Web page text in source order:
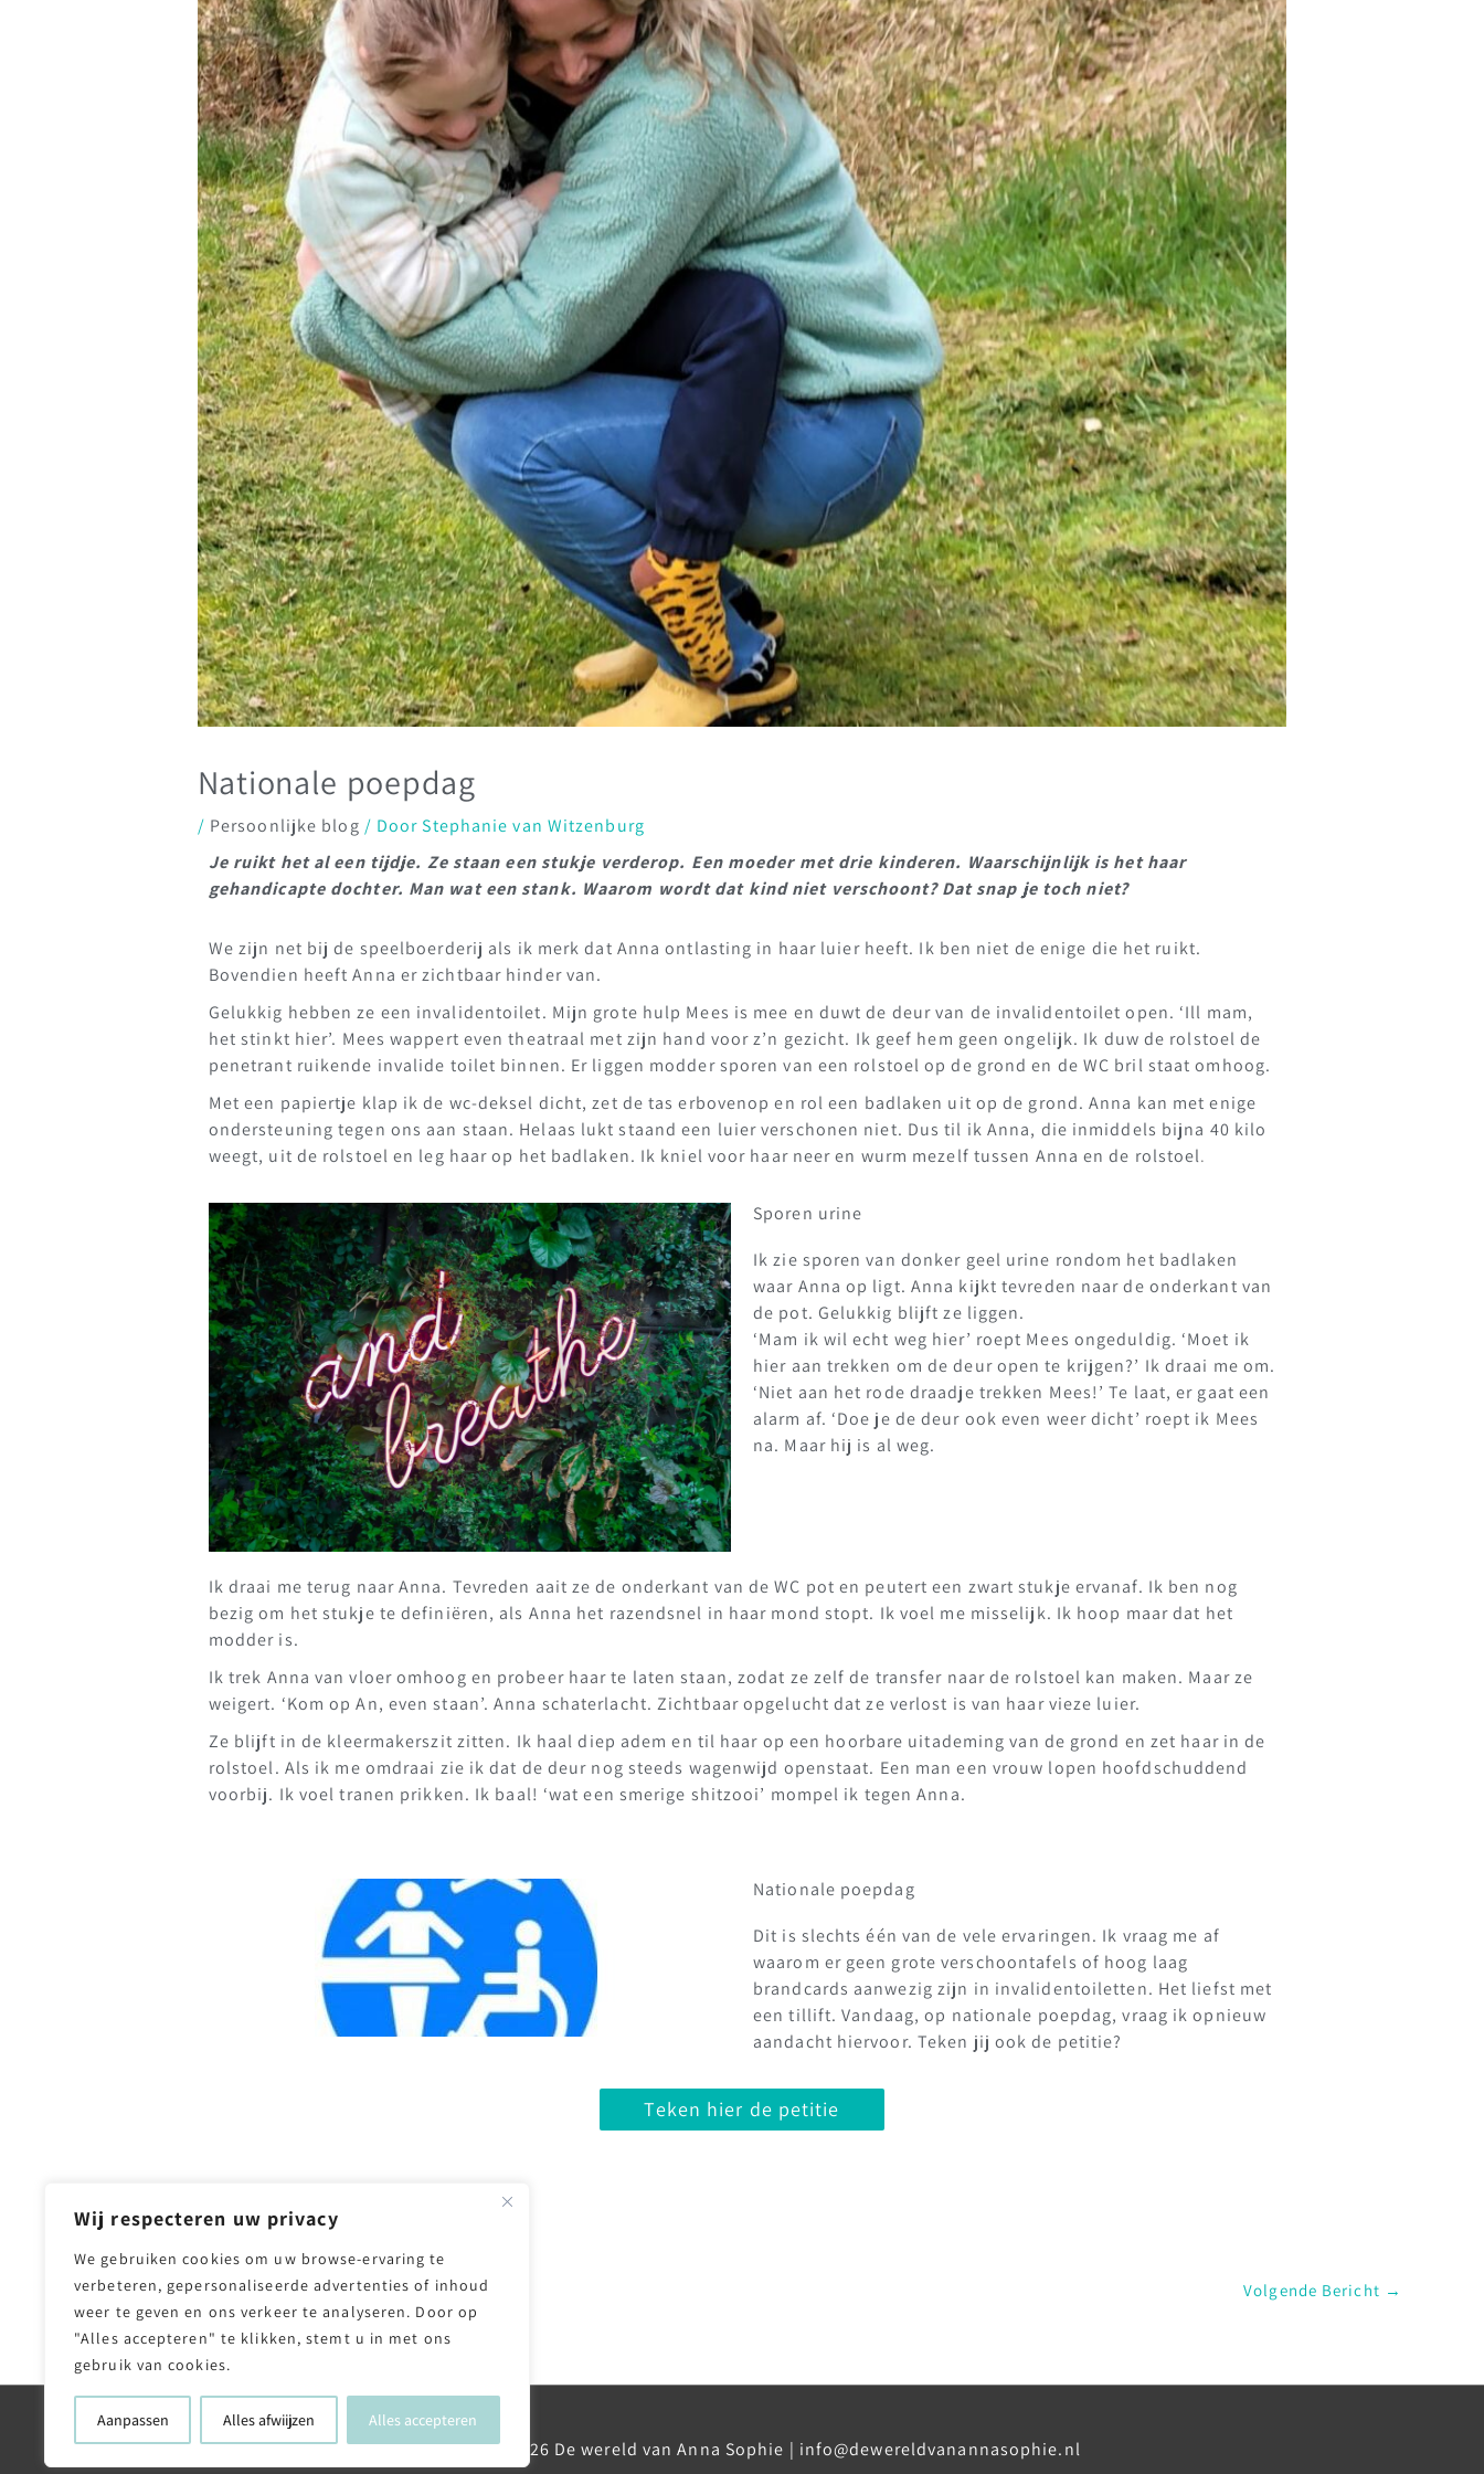
Wij respecteren uw privacy
We gebruiken cookies om uw browse-ervaring te
verbeteren, gepersonaliseerde advertenties of inhoud
weer te geven en ons verkeer te analyseren. Door op
"Alles accepteren" te klikken, stemt u in met ons
gebruik van cookies.
Aanpassen Alles afwiijzen Alles accepteren
Nationale poepdag
/ Persoonlijke blog / DoorStephanie van Witzenburg
Je ruikt het al een tijdje. Ze staan een stukje verderop. Een moeder met drie kinderen. Waarschijnlijk is het haar
gehandicapte dochter. Man wat een stank. Waarom wordt dat kind niet verschoont? Dat snap je toch niet?
We zijn net bij de speelboerderij als ik merk dat Anna ontlasting in haar luier heeft. Ik ben niet de enige die het ruikt.
Bovendien heeft Anna er zichtbaar hinder van.
Gelukkig hebben ze een invalidentoilet. Mijn grote hulp Mees is mee en duwt de deur van de invalidentoilet open. ‘Ill mam,
het stinkt hier’. Mees wappert even theatraal met zijn hand voor z’n gezicht. Ik geef hem geen ongelijk. Ik duw de rolstoel de
penetrant ruikende invalide toilet binnen. Er liggen modder sporen van een rolstoel op de grond en de WC bril staat omhoog.
Met een papiertje klap ik de wc-deksel dicht, zet de tas erbovenop en rol een badlaken uit op de grond. Anna kan met enige
ondersteuning tegen ons aan staan. Helaas lukt staand een luier verschonen niet. Dus til ik Anna, die inmiddels bijna 40 kilo
weegt, uit de rolstoel en leg haar op het badlaken. Ik kniel voor haar neer en wurm mezelf tussen Anna en de rolstoel.
Sporen urine
Ik zie sporen van donker geel urine rondom het badlaken
waar Anna op ligt. Anna kijkt tevreden naar de onderkant van
de pot. Gelukkig blijft ze liggen.
‘Mam ik wil echt weg hier’ roept Mees ongeduldig. ‘Moet ik
hier aan trekken om de deur open te krijgen?’ Ik draai me om.
‘Niet aan het rode draadje trekken Mees!’ Te laat, er gaat een
alarm af. ‘Doe je de deur ook even weer dicht’ roept ik Mees
na. Maar hij is al weg.
Ik draai me terug naar Anna. Tevreden aait ze de onderkant van de WC pot en peutert een zwart stukje ervanaf. Ik ben nog
bezig om het stukje te definiëren, als Anna het razendsnel in haar mond stopt. Ik voel me misselijk. Ik hoop maar dat het
modder is.
Ik trek Anna van vloer omhoog en probeer haar te laten staan, zodat ze zelf de transfer naar de rolstoel kan maken. Maar ze
weigert. ‘Kom op An, even staan’. Anna schaterlacht. Zichtbaar opgelucht dat ze verlost is van haar vieze luier.
Ze blijft in de kleermakerszit zitten. Ik haal diep adem en til haar op een hoorbare uitademing van de grond en zet haar in de
rolstoel. Als ik me omdraai zie ik dat de deur nog steeds wagenwijd openstaat. Een man een vrouw lopen hoofdschuddend
voorbij. Ik voel tranen prikken. Ik baal! ‘wat een smerige shitzooi’ mompel ik tegen Anna.
Nationale poepdag
Dit is slechts één van de vele ervaringen. Ik vraag me af
waarom er geen grote verschoontafels of hoog laag
brandcards aanwezig zijn in invalidentoiletten. Het liefst met
een tillift. Vandaag, op nationale poepdag, vraag ik opnieuw
aandacht hiervoor. Teken jij ook de petitie?
Teken hier de petitie
←Vorige Bericht Volgende Bericht →
Copyright © 2026 De wereld van Anna Sophie | info@dewereldvanannasophie.nl